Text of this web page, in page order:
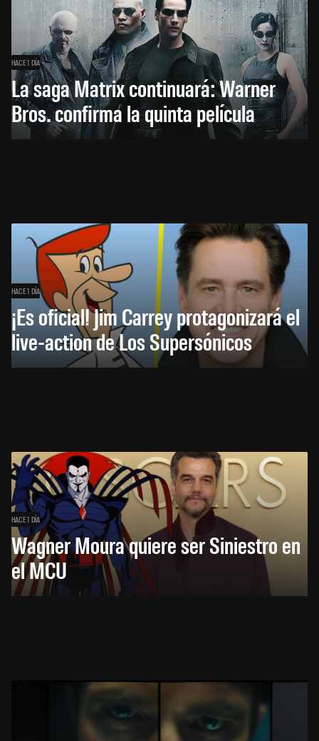
HACE 1 DÍA
La saga Matrix continuará: Warner
Bros. confirma la quinta película
HACE 1 DÍA
¡Es oficial! Jim Carrey protagonizará el
live-action de Los Supersónicos
HACE 1 DÍA
Wagner Moura quiere ser Siniestro en
el MCU